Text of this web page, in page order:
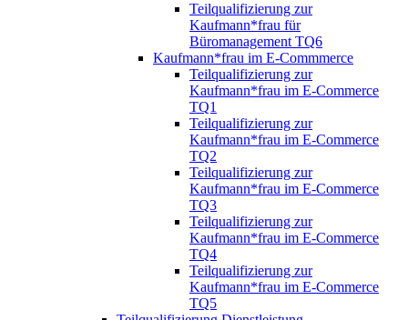
Teilqualifizierung zur
Kaufmann*frau für
Büromanagement TQ6
Kaufmann*frau im E-Commmerce
Teilqualifizierung zur
Kaufmann*frau im E-Commerce
TQ1
Teilqualifizierung zur
Kaufmann*frau im E-Commerce
TQ2
Teilqualifizierung zur
Kaufmann*frau im E-Commerce
TQ3
Teilqualifizierung zur
Kaufmann*frau im E-Commerce
TQ4
Teilqualifizierung zur
Kaufmann*frau im E-Commerce
TQ5